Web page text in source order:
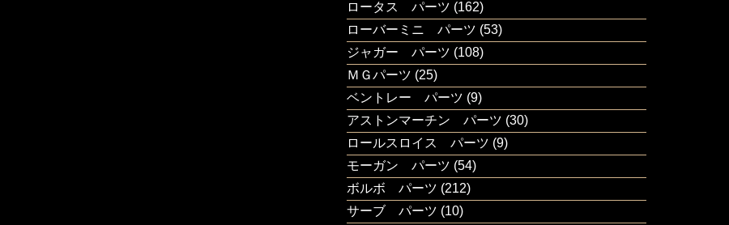
ロータス パーツ (162)
ローバーミニ パーツ (53)
ジャガー パーツ (108)
ＭＧパーツ (25)
ベントレー パーツ (9)
アストンマーチン パーツ (30)
ロールスロイス パーツ (9)
モーガン パーツ (54)
ボルボ パーツ (212)
サーブ パーツ (10)